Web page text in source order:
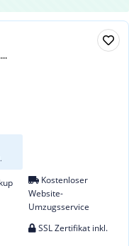
Kostenloser
Website-
Umzugsservice
SSL Zertifikat inkl.